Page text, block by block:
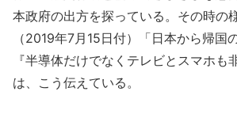
本政府の出方を探っている。その時の
（2019年7月15日付）「日本から帰国
『半導体だけでなくテレビとスマホも
は、こう伝えている。